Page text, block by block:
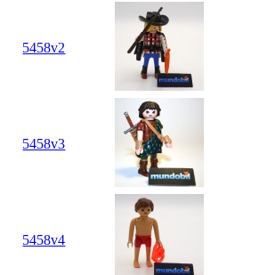
5458v2
5458v3
5458v4